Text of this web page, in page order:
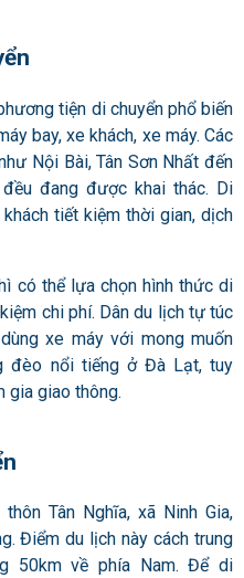
tiện di chuyển phổ biến
bay, xe khách, xe máy. Các
Nội Bài, Tân Sơn Nhất đến
đang được khai thác. Di
tiết kiệm thời gian, dịch
có thể lựa chọn hình thức di
chi phí. Dân du lịch tự túc
xe máy với mong muốn
đèo nổi tiếng ở Đà Lạt, tuy
gia giao thông.
Tân Nghĩa, xã Ninh Gia,
Điểm du lịch này cách trung
50km về phía Nam. Để di